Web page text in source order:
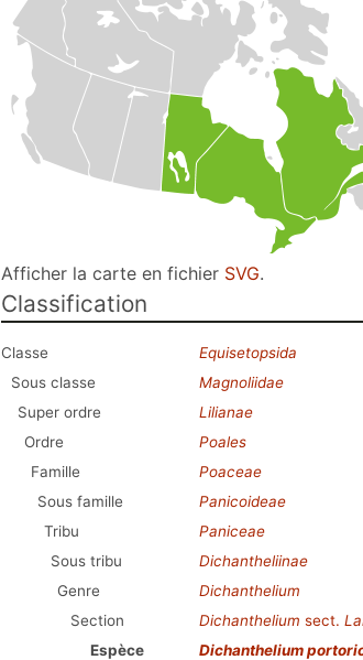
Afficher la carte en fichier SVG.
Classification
Classe
Equisetopsida
Sous classe
Magnoliidae
Super ordre
Lilianae
Ordre
Poales
Famille
Poaceae
Sous famille
Panicoideae
Tribu
Paniceae
Sous tribu
Dichantheliinae
Genre
Dichanthelium
Section
Dichanthelium sect.
Espèce
Dichanthelium